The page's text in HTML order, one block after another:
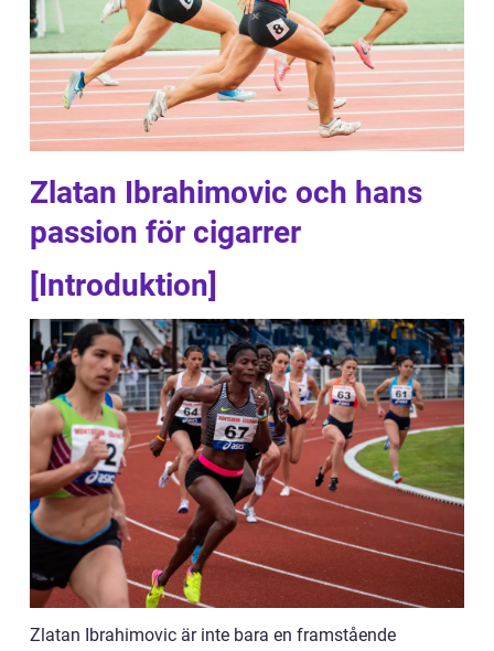
Zlatan Ibrahimovic och hans
passion för cigarrer
[Introduktion]
Zlatan Ibrahimovic är inte bara en framstående